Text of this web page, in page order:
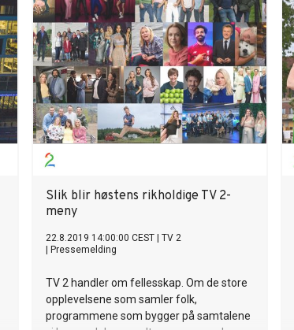
Slik blir høstens rikholdige TV 2-
meny
22.8.2019 14:00:00 CEST
TV 2
Pressemelding
TV 2 handler om fellesskap. Om de store
opplevelsene som samler folk,
programmene som bygger på samtalene